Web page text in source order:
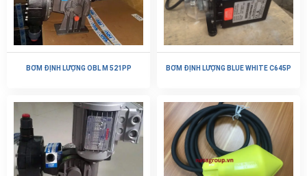
BƠM ĐỊNH LƯỢNG OBL M 521PP BƠM ĐỊNH LƯỢNG BLUE WHITE C645P